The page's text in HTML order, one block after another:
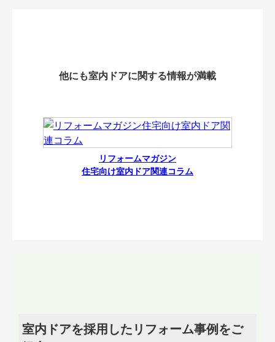
他にも室内ドアに関する情報が満載
リフォームマガジン
住宅向け室内ドア関連コラム
室内ドアを採用したリフォーム事例をご